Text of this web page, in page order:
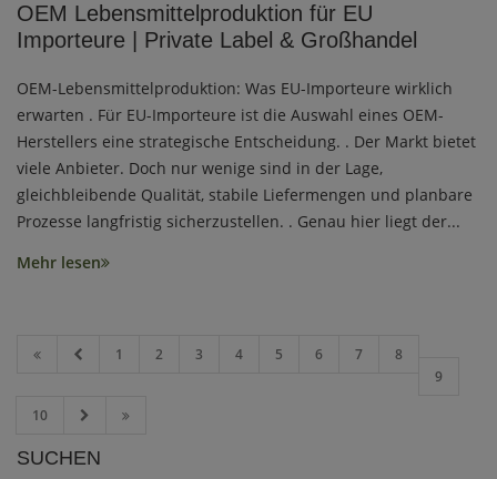
OEM Lebensmittelproduktion für EU
Importeure | Private Label & Großhandel
OEM-Lebensmittelproduktion: Was EU-Importeure wirklich
erwarten . Für EU-Importeure ist die Auswahl eines OEM-
Herstellers eine strategische Entscheidung. . Der Markt bietet
viele Anbieter. Doch nur wenige sind in der Lage,
gleichbleibende Qualität, stabile Liefermengen und planbare
Prozesse langfristig sicherzustellen. . Genau hier liegt der...
Mehr lesen
1 2 3 4 5 6 7
8
9
10
SUCHEN